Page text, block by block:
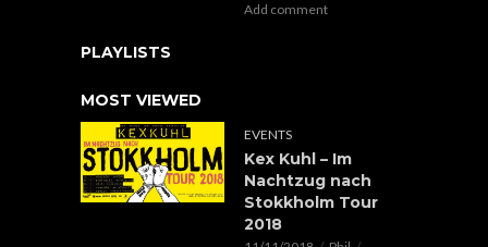
Add comment
PLAYLISTS
MOST VIEWED
EVENTS
Kex Kuhl – Im
Nachtzug nach
Stokkholm Tour
2018